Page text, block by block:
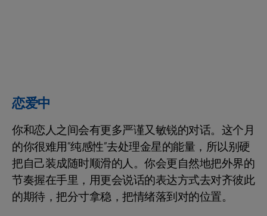
恋爱中
你和恋人之间会有更多严谨又敏锐的对话。这个月
的你很难用“纯感性”去处理金星的能量，所以别硬
把自己装成随时顺滑的人。你会更自然地把外界的
节奏握在手里，用更会说话的表达方式去对齐彼此
的期待，把分寸拿稳，把情绪落到对的位置。